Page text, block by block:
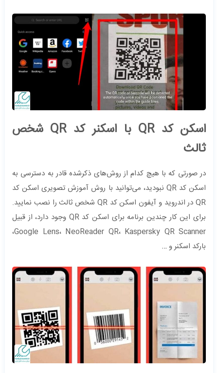
اسکن کد QR با اسکنر کد QR شخص
ثالث
در صورتی که با هیچ کدام از روش‌های ذکرشده قادر به دسترسی به
اسکن کد QR نبودید، می‌توانید با روش آموزش تصویری اسکن کد
QR در اندروید و آیفون اسکن کد QR شخص ثالث را نصب نمایید.
برای این کار چندین برنامه برای اسکن کد QR وجود دارد، از قبیل
Google Lens، NeoReader QR، Kaspersky QR Scanner،
بارکد اسکنر و …